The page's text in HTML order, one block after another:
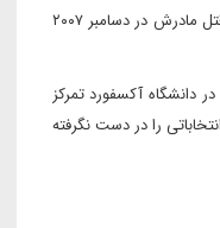
او باید در سلسله ای که گذشته اش با قدرت و خونریزی گره خورده بود، نقشی محوری ایفا می کرد. بیلاوال بوتو زرداری سه روز بعد از قتل مادرش در دسامبر ۲۰۰۷
دانشگاه آکسفورد تمرکز
را در دست نگرفته